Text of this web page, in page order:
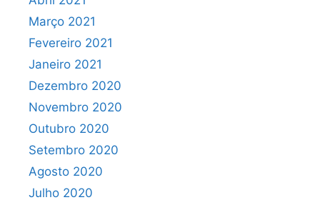
Março 2021
Fevereiro 2021
Janeiro 2021
Dezembro 2020
Novembro 2020
Outubro 2020
Setembro 2020
Agosto 2020
Julho 2020